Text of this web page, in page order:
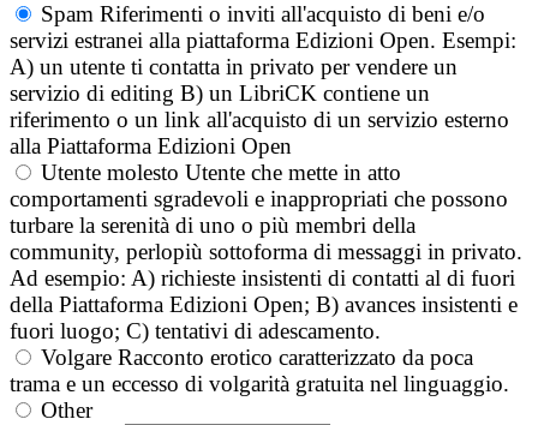
Spam Riferimenti o inviti all'acquisto di beni e/o
servizi estranei alla piattaforma Edizioni Open. Esempi:
A) un utente ti contatta in privato per vendere un
servizio di editing B) un LibriCK contiene un
riferimento o un link all'acquisto di un servizio esterno
alla Piattaforma Edizioni Open
Utente molesto Utente che mette in atto
comportamenti sgradevoli e inappropriati che possono
turbare la serenità di uno o più membri della
community, perlopiù sottoforma di messaggi in privato.
Ad esempio: A) richieste insistenti di contatti al di fuori
della Piattaforma Edizioni Open; B) avances insistenti e
fuori luogo; C) tentativi di adescamento.
Volgare Racconto erotico caratterizzato da poca
trama e un eccesso di volgarità gratuita nel linguaggio.
Other